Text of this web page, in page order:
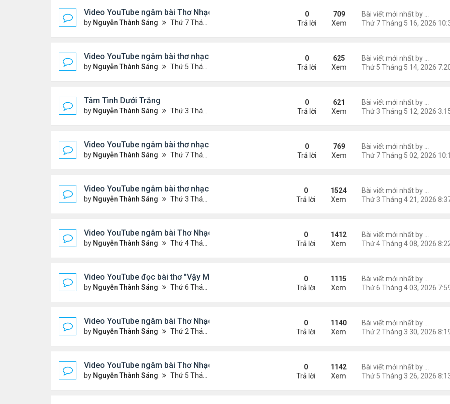
Video YouTube ngâm bài Thơ Nhạc Lục Bát "Để Hồn Thơ Mãi Bóng Người Tôi Thương"
by Nguyễn Thành Sáng Thứ 7 Tháng 5 16, 2026 10:35 pm
0
Trả lời
709
Xem
Video YouTube ngâm bài thơ nhạc lục bát "Em Đi Còn Ai Để Cho Tôi"
by Nguyễn Thành Sáng Thứ 5 Tháng 5 14, 2026 7:20 pm
0
Trả lời
625
Xem
Tâm Tình Dưới Trăng
by Nguyễn Thành Sáng Thứ 3 Tháng 5 12, 2026 3:15 am
0
Trả lời
621
Xem
Video YouTube ngâm bài thơ nhạc lục bát "Em Có Như Tôi"
by Nguyễn Thành Sáng Thứ 7 Tháng 5 02, 2026 10:15 pm
0
Trả lời
769
Xem
Video YouTube ngâm bài thơ nhạc lục bát "Nói Với Em - Nói Với Tôi "
by Nguyễn Thành Sáng Thứ 3 Tháng 4 21, 2026 8:37 pm
0
Trả lời
1524
Xem
Video YouTube ngâm bài Thơ Nhạc Lục Bát: "Thơ Tim & Ảo Ảnh"
by Nguyễn Thành Sáng Thứ 4 Tháng 4 08, 2026 8:22 pm
0
Trả lời
1412
Xem
Video YouTube đọc bài thơ "Vậy Mà Ai Nỡ"
by Nguyễn Thành Sáng Thứ 6 Tháng 4 03, 2026 7:59 pm
0
Trả lời
1115
Xem
Video YouTube ngâm bài Thơ Nhạc Lục Bát: Em Có Như Tôi
by Nguyễn Thành Sáng Thứ 2 Tháng 3 30, 2026 8:19 pm
0
Trả lời
1140
Xem
Video YouTube ngâm bài Thơ Nhạc Lục Bát: Nỗi Nhớ Kéo Dài Khôn Nguôi
by Nguyễn Thành Sáng Thứ 5 Tháng 3 26, 2026 8:13 pm
0
Trả lời
1142
Xem